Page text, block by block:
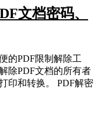
文档密码、
的PDF限制解除工
除PDF文档的所有者
印和转换。 PDF解密